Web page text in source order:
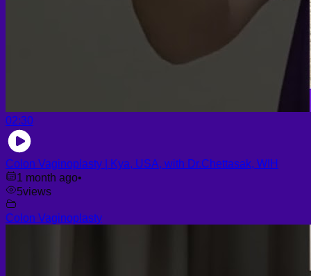
02:30
Colon Vaginoplasty | Kya, USA, with Dr.Chettasak, WIH
1 month ago•
5views
Colon Vaginoplasty